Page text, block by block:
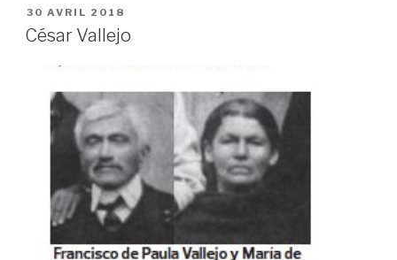
PUBLIÉ
LE
30 AVRIL 2018
César Vallejo